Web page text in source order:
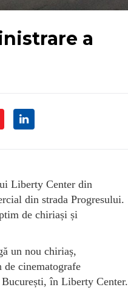
a
Liberty Center din
din strada Progresului.
de chiriași și
un nou chiriaș,
cinematografe
în Liberty Center.